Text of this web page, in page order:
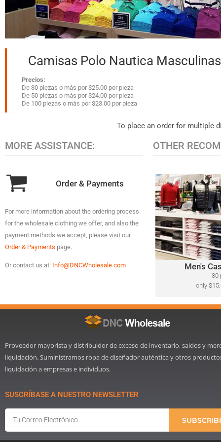
Camisas Polo Nautica Masculinas
Precios:
De 30 piezas o más por $25.00 por pieza
De 50 piezas o más por $24.00 por pieza
De 100 piezas o más por $23.00 por pieza
To place an order for multiple
MORE ASSISTANCE:
Order & Payments
For more information about the ordering process
for the wholesale clothing we offer, and also the
payment methods we accept, please visit our
Order & Payments page.
Or contact us at: Info@DNCWholesale.com
OTHER
Men's
30
only
MEN'S
A variety of
​Polo Ralph Lauren,
Lacoste, Michael
Bahama, Calvin
Proveedor mayorista y distribuidor de exceso de inventario, saldos y
liquidación. Suministramos ropa de diseñador auténtica y otros
liquidación a empresas e individuos.
SUSCRÍBASE A NUESTRO NEWSLETTER